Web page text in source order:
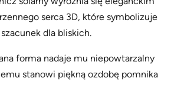
serca 3D, które symbolizuje
dla bliskich.
forma nadaje mu niepowtarzalny
stanowi piękną ozdobę pomnika